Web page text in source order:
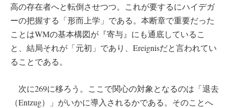
高の存在者へと転倒させつつ。これが要するにハイデガ
ーの把握する「形而上学」である。本断章で重要だった
ことはWMの基本構図が『寄与』にも通底しているこ
と、結局それが「元初」であり、Ereignisだと言われてい
ることである。
次に269に移ろう。ここで関心の対象となるのは「退去
（Entzug）」がいかに導入されるかである。そのことへ